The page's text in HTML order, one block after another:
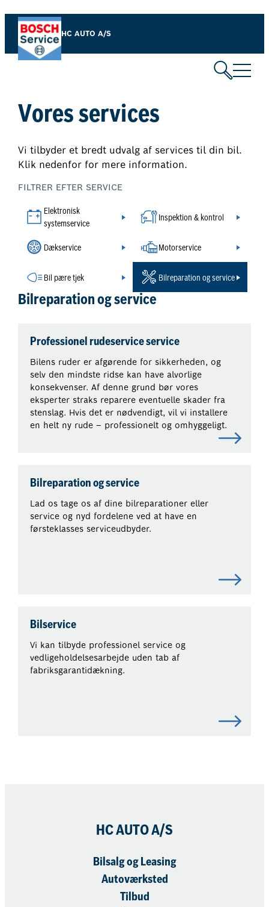
Spring
indhold
HC AUTO A/S
Vores services
Vi tilbyder et bredt udvalg af services til din bil.
Klik nedenfor for mere information.
FILTRER EFTER SERVICE
Elektronisk
systemservice
Inspektion & kontrol
Dækservice Motorservice
Bil pære tjek Bilreparation og service
Bilreparation og service
Professionel rudeservice service
Bilens ruder er afgørende for sikkerheden, og
selv den mindste ridse kan have alvorlige
konsekvenser. Af denne grund bør vores
eksperter straks reparere eventuelle skader fra
stenslag. Hvis det er nødvendigt, vil vi installere
en helt ny rude – professionelt og omhyggeligt.
Bilreparation og service
Lad os tage os af dine bilreparationer eller
service og nyd fordelene ved at have en
førsteklasses serviceudbyder.
Bilservice
Vi kan tilbyde professionel service og
vedligeholdelsesarbejde uden tab af
fabriksgarantidækning.
HC AUTO A/S
Bilsalg og Leasing
Autoværksted
Tilbud